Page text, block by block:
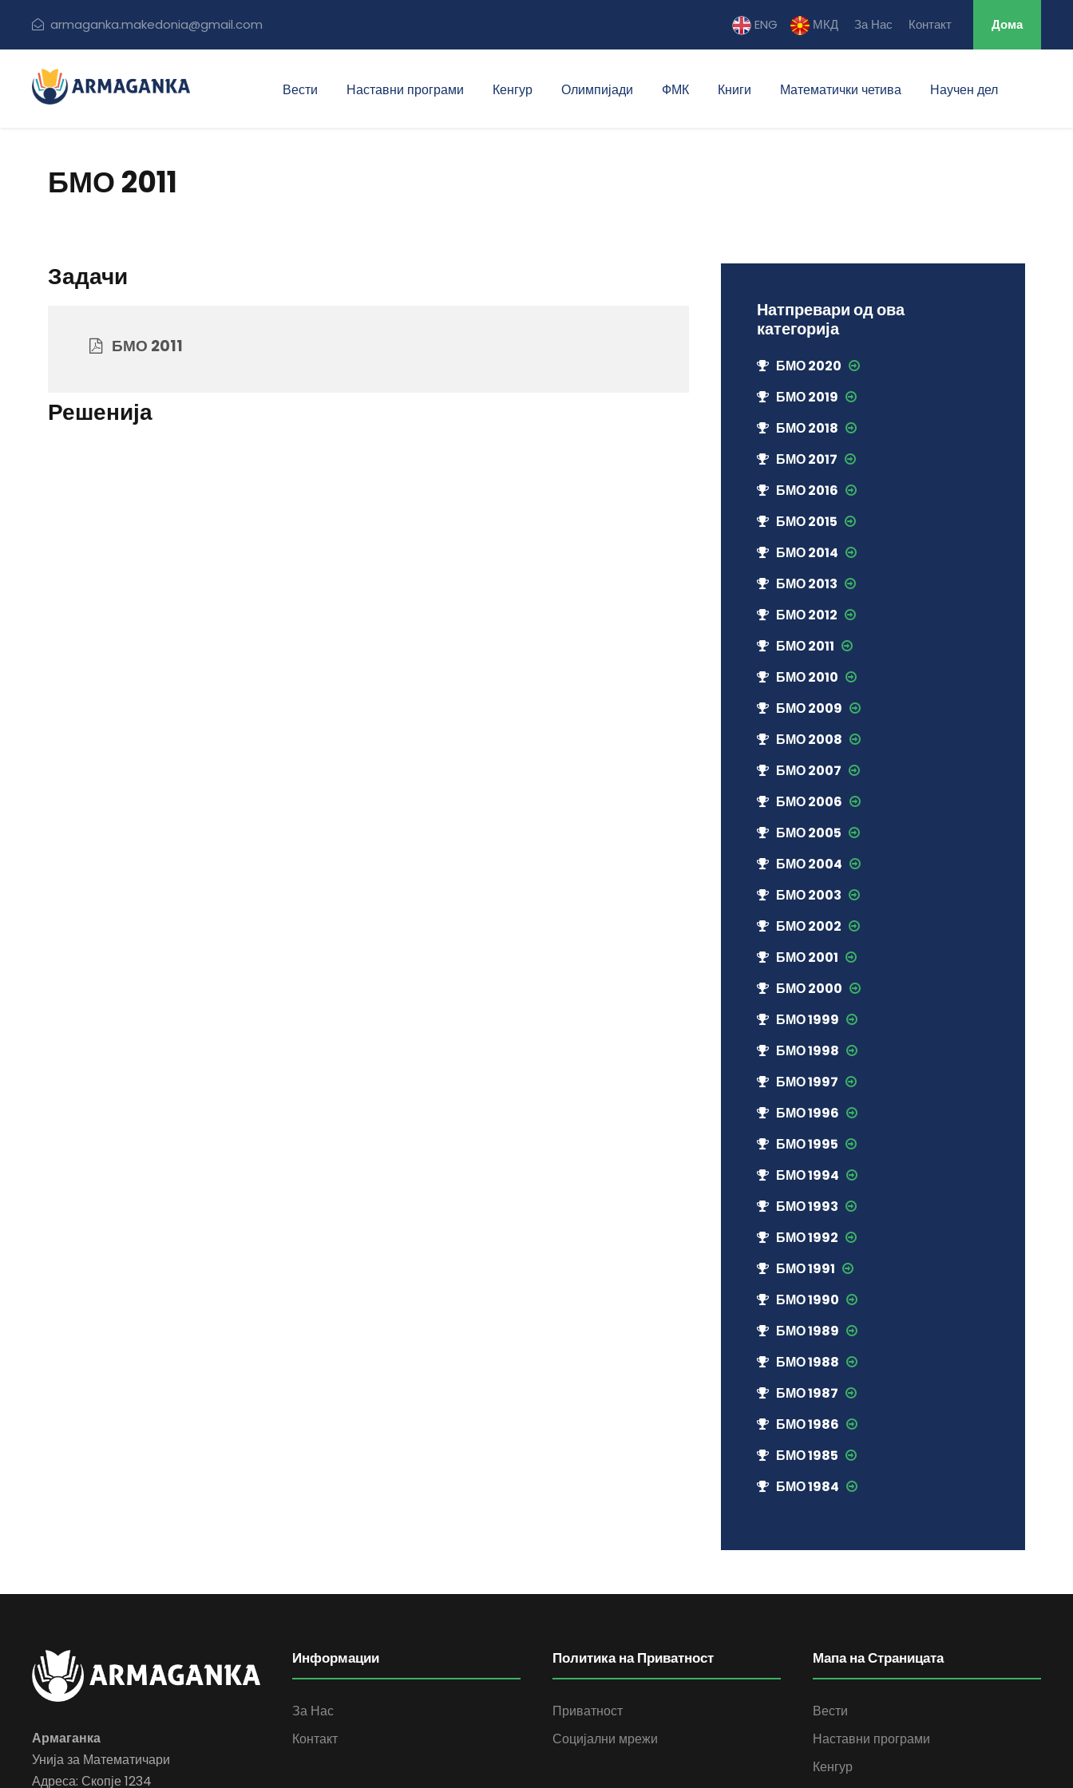
armaganka.makedonia@gmail.com ENG МКД За Нас Контакт Дома
Вести Наставни програми Кенгур Олимпијади ФМК Книги Математички четива Научен дел
БМО 2011
Задачи
БМО 2011
Решенија
Натпревари од ова
категорија
БМО 2020
БМО 2019
БМО 2018
БМО 2017
БМО 2016
БМО 2015
БМО 2014
БМО 2013
БМО 2012
БМО 2011
БМО 2010
БМО 2009
БМО 2008
БМО 2007
БМО 2006
БМО 2005
БМО 2004
БМО 2003
БМО 2002
БМО 2001
БМО 2000
БМО 1999
БМО 1998
БМО 1997
БМО 1996
БМО 1995
БМО 1994
БМО 1993
БМО 1992
БМО 1991
БМО 1990
БМО 1989
БМО 1988
БМО 1987
БМО 1986
БМО 1985
БМО 1984
Армаганка
Унија за Математичари
Адреса: Скопје 1234
Информации
За Нас
Контакт
Политика на Приватност
Приватност
Социјални мрежи
Мапа на Страницата
Вести
Наставни програми
Кенгур